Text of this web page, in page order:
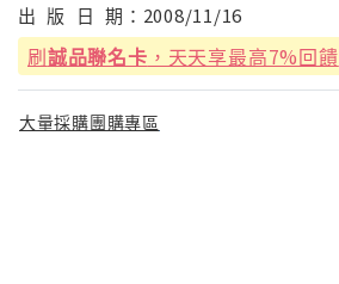
出 版 日 期： 2008/11/16
刷誠品聯名卡 ，天天享最高7%回饋
大量採購團購專區